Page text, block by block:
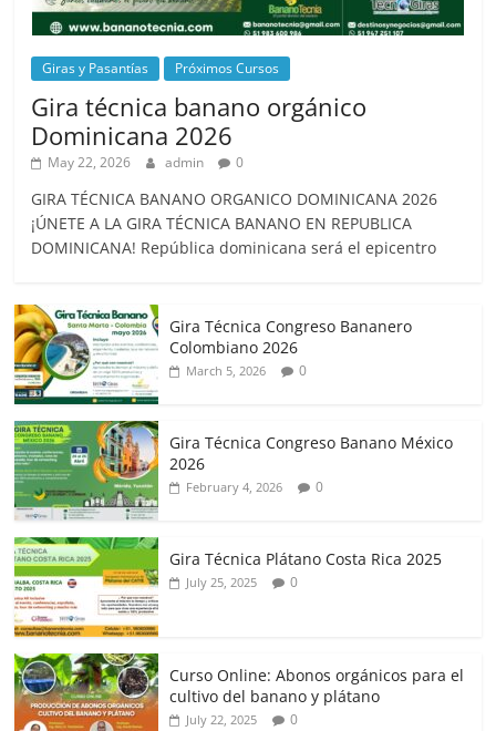
Giras y Pasantías Próximos Cursos
Gira técnica banano orgánico
Dominicana 2026
May 22, 2026 admin 0
GIRA TÉCNICA BANANO ORGANICO DOMINICANA 2026
¡ÚNETE A LA GIRA TÉCNICA BANANO EN REPUBLICA
DOMINICANA! República dominicana será el epicentro
Gira Técnica Congreso Bananero
Colombiano 2026
March 5, 2026 0
Gira Técnica Congreso Banano México
2026
February 4, 2026 0
Gira Técnica Plátano Costa Rica 2025
July 25, 2025 0
Curso Online: Abonos orgánicos para el
cultivo del banano y plátano
July 22, 2025 0